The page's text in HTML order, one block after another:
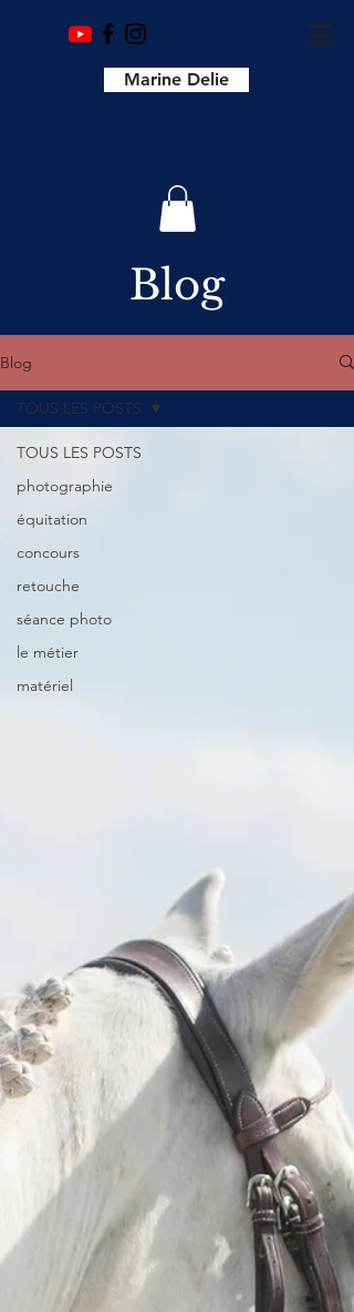
Marine Delie
Blog
Blog
TOUS LES POSTS
photographie
équitation
concours
retouche
séance photo
le métier
matériel
TOUS LES POSTS